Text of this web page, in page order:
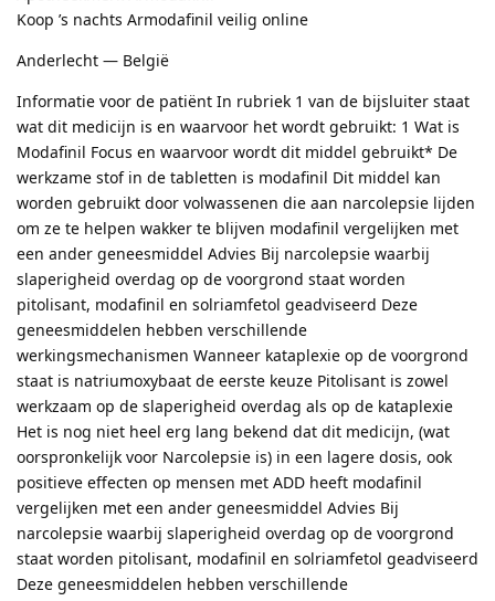
Koop ’s nachts Armodafinil veilig online
Anderlecht — België
Informatie voor de patiënt In rubriek 1 van de bijsluiter staat
wat dit medicijn is en waarvoor het wordt gebruikt: 1 Wat is
Modafinil Focus en waarvoor wordt dit middel gebruikt* De
werkzame stof in de tabletten is modafinil Dit middel kan
worden gebruikt door volwassenen die aan narcolepsie lijden
om ze te helpen wakker te blijven modafinil vergelijken met
een ander geneesmiddel Advies Bij narcolepsie waarbij
slaperigheid overdag op de voorgrond staat worden
pitolisant, modafinil en solriamfetol geadviseerd Deze
geneesmiddelen hebben verschillende
werkingsmechanismen Wanneer kataplexie op de voorgrond
staat is natriumoxybaat de eerste keuze Pitolisant is zowel
werkzaam op de slaperigheid overdag als op de kataplexie
Het is nog niet heel erg lang bekend dat dit medicijn, (wat
oorspronkelijk voor Narcolepsie is) in een lagere dosis, ook
positieve effecten op mensen met ADD heeft modafinil
vergelijken met een ander geneesmiddel Advies Bij
narcolepsie waarbij slaperigheid overdag op de voorgrond
staat worden pitolisant, modafinil en solriamfetol geadviseerd
Deze geneesmiddelen hebben verschillende